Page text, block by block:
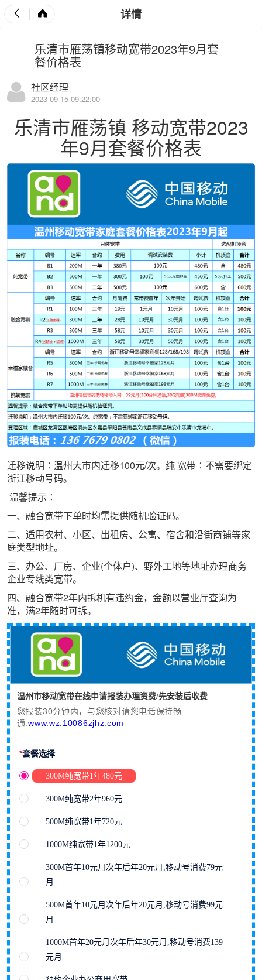
详情
乐清市雁荡镇移动宽带2023年9月套
餐价格表
社区经理
2023-09-15 09:22:00
乐清市雁荡镇 移动宽带2023
年9月套餐价格表
迁移说明∶温州大市内迁移100元/次。纯 宽带 ∶不需要绑定
浙江移动号码。
温馨提示∶
一、融合宽带下单时均需提供随机验证码。
二、适用农村、小区、出租房、公寓、宿舍和沿街商铺等家
庭类型地址。
三、办公、厂房、企业(个体户)、野外工地等地址办理商务
企业专线类宽带。
四、融合宽带2年内拆机有违约金，金额以营业厅查询为
准，满2年随时可拆。